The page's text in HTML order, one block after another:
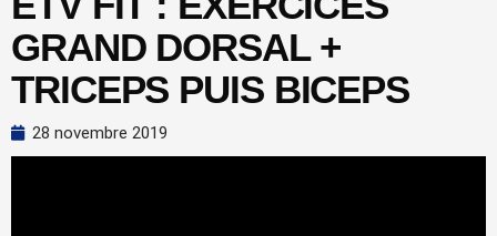
GRAND DORSAL +
TRICEPS PUIS BICEPS
28 novembre 2019